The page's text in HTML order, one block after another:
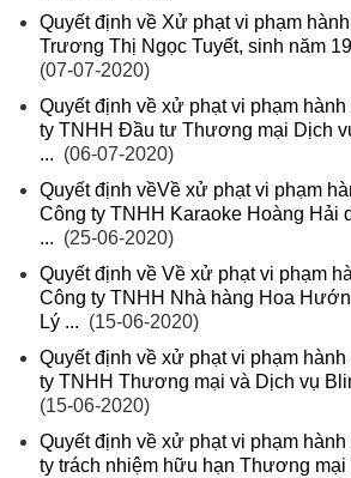
Quyết định về Xử phạt vi phạm
Trương Thị Ngọc Tuyết, sinh năm
(07-07-2020)
Quyết định về xử phạt vi phạm
ty TNHH Đầu tư Thương mại Dịch
... (06-07-2020)
Quyết định vềVề xử phạt vi phạm
Công ty TNHH Karaoke Hoàng Hải
... (25-06-2020)
Quyết định về Về xử phạt vi phạm
Công ty TNHH Nhà hàng Hoa
Lý ... (15-06-2020)
Quyết định về xử phạt vi phạm
ty TNHH Thương mại và Dịch vụ
(15-06-2020)
Quyết định về xử phạt vi phạm
ty trách nhiệm hữu hạn Thương mại